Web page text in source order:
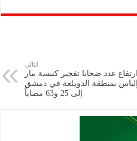
at
p
p
gr
ai
ar
التالي
ارتفاع عدد ضحايا تفجير كنيسة مار
إلياس بمنطقة الدويلعة في دمشق
إلى 25 و63 مصاباً